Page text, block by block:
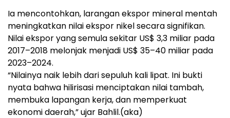
Ia mencontohkan, larangan ekspor mineral mentah
meningkatkan nilai ekspor nikel secara signifikan.
Nilai ekspor yang semula sekitar US$ 3,3 miliar pada
2017–2018 melonjak menjadi US$ 35–40 miliar pada
2023–2024.
“Nilainya naik lebih dari sepuluh kali lipat. Ini bukti
nyata bahwa hilirisasi menciptakan nilai tambah,
membuka lapangan kerja, dan memperkuat
ekonomi daerah,” ujar Bahlil.(aka)